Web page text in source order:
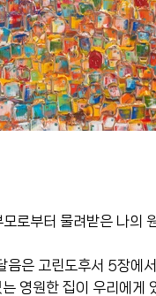
로부터 물려받은 나의
은 고린도후서 5장에
영원한 집이 우리에게